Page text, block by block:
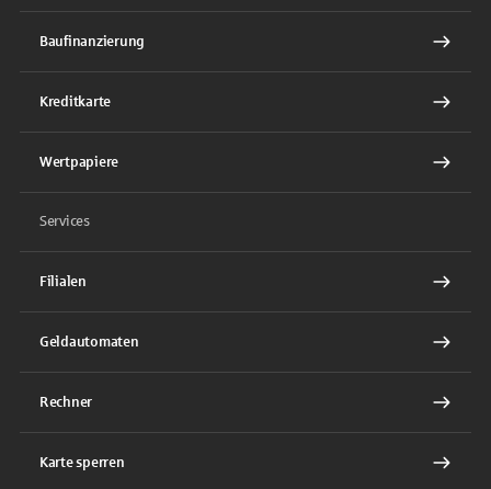
Baufinanzierung
Kreditkarte
Wertpapiere
Services
Filialen
Geldautomaten
Rechner
Karte sperren